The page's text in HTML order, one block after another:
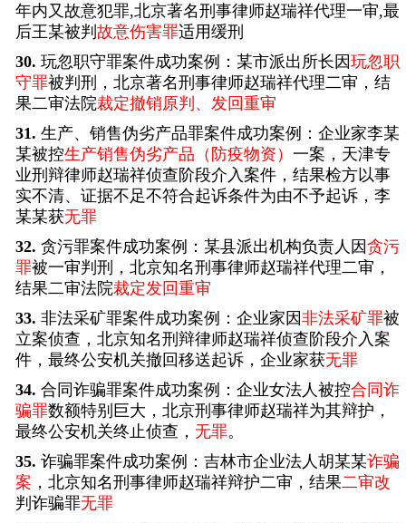
年内又故意犯罪,北京著名刑事律师赵瑞祥代理一审,最
后王某被判 故意伤害罪适用缓刑
30. 玩忽职守罪案件成功案例：某市派出所长因玩忽职
守罪被判刑，北京著名刑事律师赵瑞祥代理二审，结
果二审法院裁定撤销原判、发回重审
31. 生产、销售伪劣产品罪案件成功案例：企业家李某
某被控生产销售伪劣产品（防疫物资） 一案，天津专
业刑辩律师赵瑞祥侦查阶段介入案件，结果检方以事
实不清、证据不足不符合起诉条件为由不予起诉，李
某某获无罪
32. 贪污罪案件成功案例：某县派出机构负责人因贪污
罪被一审判刑，北京知名刑事律师赵瑞祥代理二审，
结果二审法院裁定发回重审
33. 非法采矿罪案件成功案例：企业家因非法采矿罪被
立案侦查，北京知名刑辩律师赵瑞祥侦查阶段介入案
件，最终公安机关撤回移送起诉，企业家获无罪
34. 合同诈骗罪案件成功案例：企业女法人被控合同诈
骗罪数额特别巨大，北京刑事律师赵瑞祥为其辩护，
最终公安机关终止侦查， 无罪。
35. 诈骗罪案件成功案例：吉林市企业法人胡某某诈骗
案 ，北京知名刑事律师赵瑞祥辩护二审，结果二审改
判诈骗罪无罪